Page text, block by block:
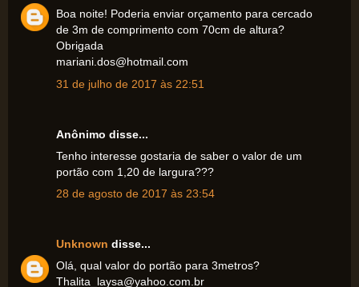
Boa noite! Poderia enviar orçamento para cercado
de 3m de comprimento com 70cm de altura?
Obrigada
mariani.dos@hotmail.com
31 de julho de 2017 às 22:51
Anônimo disse...
Tenho interesse gostaria de saber o valor de um
portão com 1,20 de largura???
28 de agosto de 2017 às 23:54
Unknown disse...
Olá, qual valor do portão para 3metros?
Thalita_laysa@yahoo.com.br